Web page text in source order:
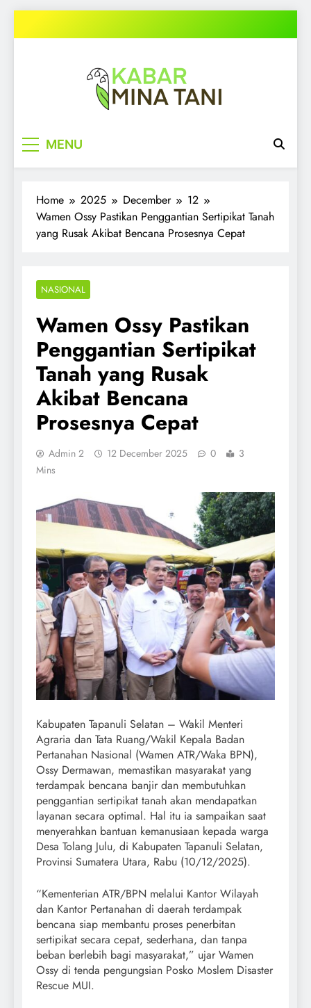
to
MENU
Home 2025 December
12
Wamen Ossy Pastikan Penggantian Sertipikat Tanah
yang Rusak Akibat Bencana Prosesnya Cepat
NASIONAL
Wamen Ossy Pastikan
Penggantian Sertipikat
Tanah yang Rusak
Akibat Bencana
Prosesnya Cepat
Admin 2 12 December 2025 0
3
Mins
Kabupaten Tapanuli Selatan – Wakil Menteri
Agraria dan Tata Ruang/Wakil Kepala Badan
Pertanahan Nasional (Wamen ATR/Waka BPN),
Ossy Dermawan, memastikan masyarakat yang
terdampak bencana banjir dan membutuhkan
penggantian sertipikat tanah akan mendapatkan
layanan secara optimal. Hal itu ia sampaikan saat
menyerahkan bantuan kemanusiaan kepada warga
Desa Tolang Julu, di Kabupaten Tapanuli Selatan,
Provinsi Sumatera Utara, Rabu (10/12/2025).
“Kementerian ATR/BPN melalui Kantor Wilayah
dan Kantor Pertanahan di daerah terdampak
bencana siap membantu proses penerbitan
sertipikat secara cepat, sederhana, dan tanpa
beban berlebih bagi masyarakat,” ujar Wamen
Ossy di tenda pengungsian Posko Moslem Disaster
Rescue MUI.